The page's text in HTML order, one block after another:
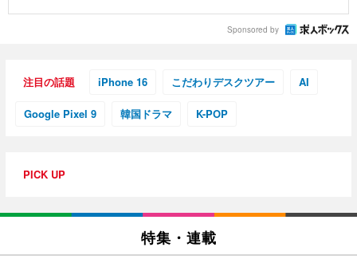
Sponsored by
注目の話題 iPhone 16 こだわりデスクツアー AI
Google Pixel 9 韓国ドラマ K-POP
PICK UP
特集・連載